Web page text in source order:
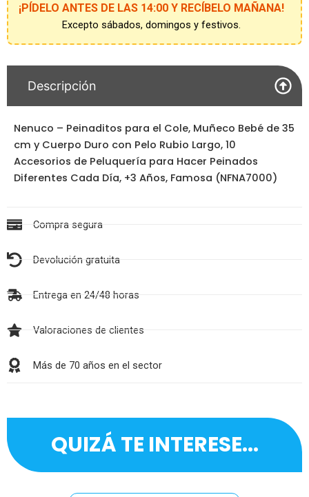
¡PÍDELO ANTES DE LAS 14:00 Y RECÍBELO MAÑANA!
Excepto sábados, domingos y festivos.
Descripción
Nenuco – Peinaditos para el Cole, Muñeco Bebé de 35
cm y Cuerpo Duro con Pelo Rubio Largo, 10
Accesorios de Peluquería para Hacer Peinados
Diferentes Cada Día, +3 Años, Famosa (NFNA7000)
Compra segura
Devolución gratuita
Entrega en 24/48 horas
Valoraciones de clientes
Más de 70 años en el sector
QUIZÁ TE INTERESE...